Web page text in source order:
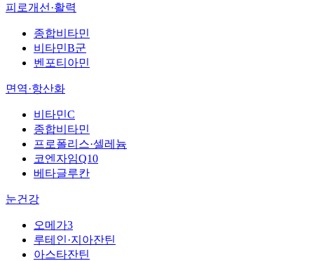
피로개선·활력
종합비타민
비타민B군
벤포티아민
면역·항산화
비타민C
종합비타민
프로폴리스·셀레늄
코엔자임Q10
베타글루칸
눈건강
오메가3
루테인·지아잔틴
아스타잔틴